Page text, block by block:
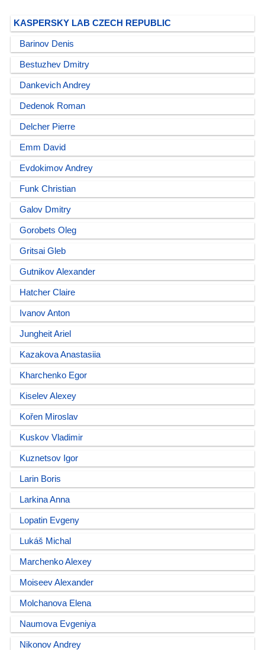
KASPERSKY LAB CZECH REPUBLIC
Barinov Denis
Bestuzhev Dmitry
Dankevich Andrey
Dedenok Roman
Delcher Pierre
Emm David
Evdokimov Andrey
Funk Christian
Galov Dmitry
Gorobets Oleg
Gritsai Gleb
Gutnikov Alexander
Hatcher Claire
Ivanov Anton
Jungheit Ariel
Kazakova Anastasiia
Kharchenko Egor
Kiselev Alexey
Kořen Miroslav
Kuskov Vladimir
Kuznetsov Igor
Larin Boris
Larkina Anna
Lopatin Evgeny
Lukáš Michal
Marchenko Alexey
Moiseev Alexander
Molchanova Elena
Naumova Evgeniya
Nikonov Andrey